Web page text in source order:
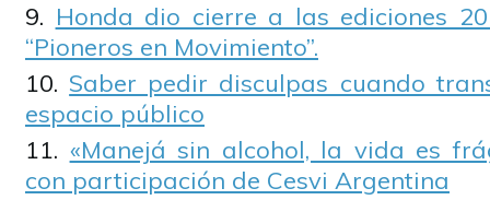
Honda dio cierre a las ediciones
“Pioneros en Movimiento”.
Saber pedir disculpas cuando
espacio público
«Manejá sin alcohol, la vida es
con participación de Cesvi Argentina